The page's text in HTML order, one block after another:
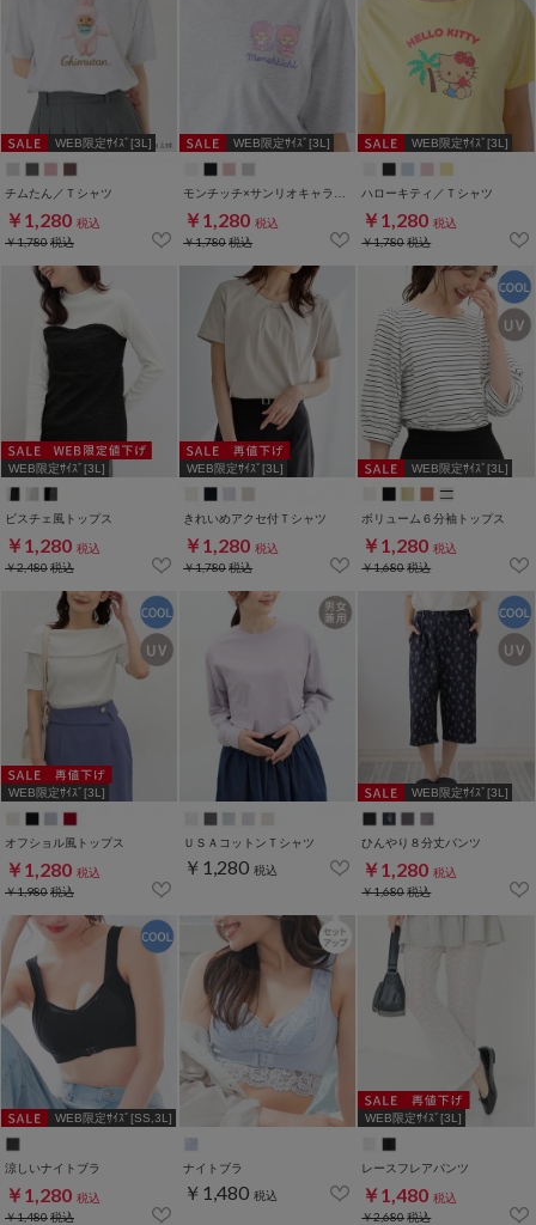
WEB限定ｻｲｽﾞ[3L]
チムたん／Ｔシャツ
￥1,280 税込
￥1,780税込
WEB限定ｻｲｽﾞ[3L]
￥1,280 税込
￥1,780税込
WEB限定ｻｲｽﾞ[3L]
ハローキティ／Ｔシャツ
￥1,280 税込
￥1,780税込
WEB限定ｻｲｽﾞ[3L]
ビスチェ風トップス
￥1,280 税込
￥2,480税込
WEB限定ｻｲｽﾞ[3L]
きれいめアクセ付Ｔシャツ
￥1,280 税込
￥1,780税込
WEB限定ｻｲｽﾞ[3L]
ボリューム６分袖トップス
￥1,280 税込
￥1,680税込
WEB限定ｻｲｽﾞ[3L]
オフショル風トップス
￥1,280 税込
￥1,980税込
ＵＳＡコットンＴシャツ
￥1,280 税込
WEB限定ｻｲｽﾞ[3L]
ひんやり８分丈パンツ
￥1,280 税込
￥1,680税込
WEB限定ｻｲｽﾞ[SS,3L]
涼しいナイトブラ
￥1,280 税込
￥1,480税込
ナイトブラ
￥1,480 税込
WEB限定ｻｲｽﾞ[3L]
レースフレアパンツ
￥1,480 税込
￥2,680税込